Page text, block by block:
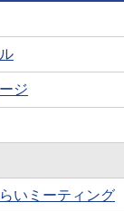
ジ
いミーティング